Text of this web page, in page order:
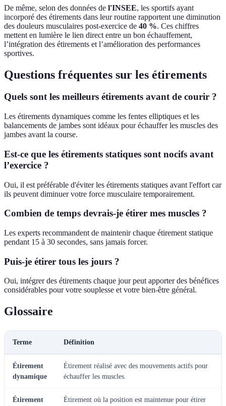
De même, selon des données de l'INSEE, les sportifs ayant
incorporé des étirements dans leur routine rapportent une diminution
des douleurs musculaires post-exercice de 40 %. Ces chiffres
mettent en lumière le lien direct entre un bon échauffement,
l’intégration des étirements et l’amélioration des performances
sportives.
Questions fréquentes sur les étirements
Quels sont les meilleurs étirements avant de courir ?
Les étirements dynamiques comme les fentes elliptiques et les
balancements de jambes sont idéaux pour échauffer les muscles des
jambes avant la course.
Est-ce que les étirements statiques sont nocifs avant
l’exercice ?
Oui, il est préférable d'éviter les étirements statiques avant l'effort car
ils peuvent diminuer votre force musculaire temporairement.
Combien de temps devrais-je étirer mes muscles ?
Les experts recommandent de maintenir chaque étirement statique
pendant 15 à 30 secondes, sans jamais forcer.
Puis-je étirer tous les jours ?
Oui, intégrer des étirements chaque jour peut apporter des bénéfices
considérables pour votre souplesse et votre bien-être général.
Glossaire
Terme Définition
Étirement
dynamique
Étirement réalisé avec des mouvements actifs pour
échauffer les muscles.
Étirement
Étirement où la position est maintenue pour étirer